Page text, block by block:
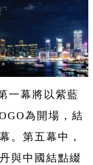
一幕將以紫藍
為開場，結
。第五幕中，
與中國結點綴